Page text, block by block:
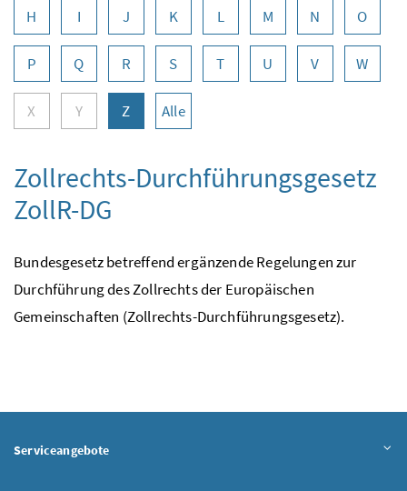
H I J K L M N O
P Q R S T U V W
X Y Z Alle
Zollrechts-Durchführungsgesetz
ZollR-DG
Bundesgesetz betreffend ergänzende Regelungen zur
Durchführung des Zollrechts der Europäischen
Gemeinschaften (Zollrechts-Durchführungsgesetz).
Serviceangebote